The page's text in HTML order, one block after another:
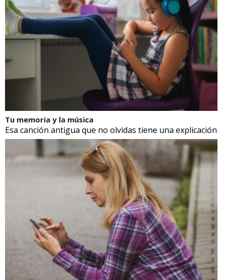
Tu memoria y la música
Esa canción antigua que no olvidas tiene una explicación